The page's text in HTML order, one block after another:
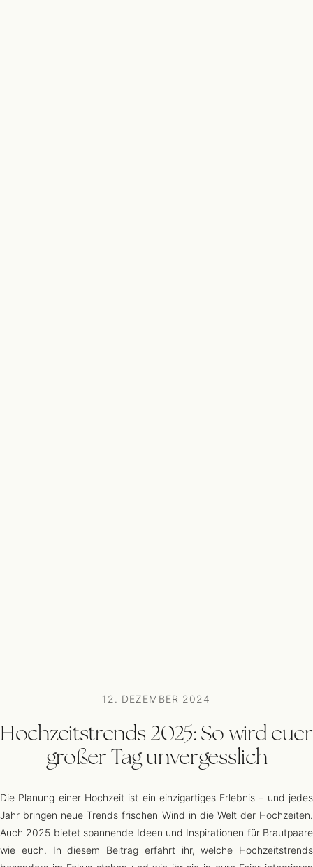
12. DEZEMBER 2024
Hochzeitstrends 2025: So wird euer
großer Tag unvergesslich
Die Planung einer Hochzeit ist ein einzigartiges Erlebnis – und jedes
Jahr bringen neue Trends frischen Wind in die Welt der Hochzeiten.
Auch 2025 bietet spannende Ideen und Inspirationen für Brautpaare
wie euch. In diesem Beitrag erfahrt ihr, welche Hochzeitstrends